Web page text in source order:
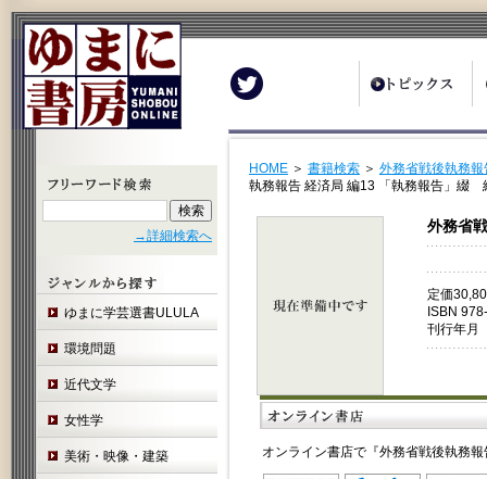
→詳細検索へ
ゆまに学芸選書ULULA
環境問題
近代文学
女性学
美術・映像・建築
HOME ＞ 書籍検索 ＞ 外務省戦後執務
執務報告 経済局 編13 「執務報告」
外務省
定価
ISBN
刊行年月
オンライン書店で『外務省戦後執務